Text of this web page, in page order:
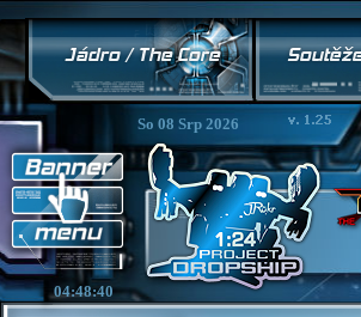
04:48:40
So 08 Srp 2026